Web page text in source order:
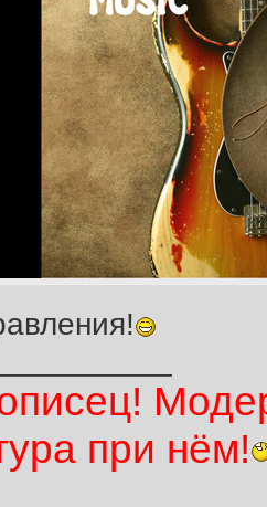
при нём!